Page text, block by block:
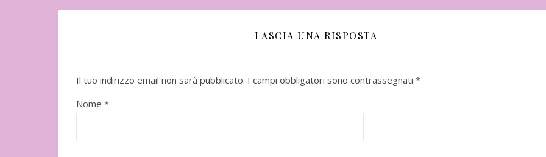
LASCIA UNA RISPOSTA
Il tuo indirizzo email non sarà pubblicato. I campi obbligatori sono contrassegnati *
Nome *
In uscita a Febbraio 2026 Uscito l'11 Novembre In uscita a Febbraio 2026